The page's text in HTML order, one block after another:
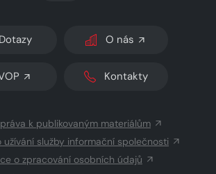
Dotazy O nás
Kontakty
k publikovaným materiálům
užívání služby informační společnosti
o zpracování osobních údajů